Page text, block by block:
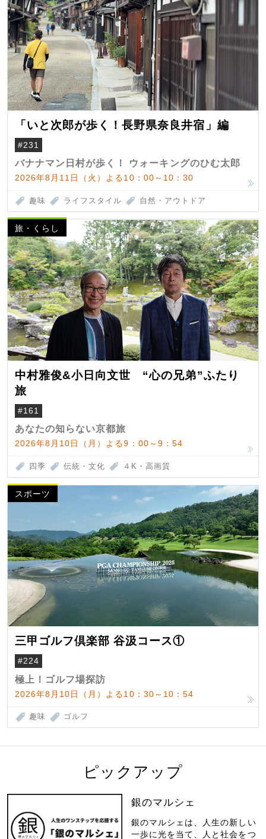
「いと次郎が歩く！長野県奈良井宿」編
#231
バナナマン日村が歩く！ ウォーキングのひむ太郎
2026年8月11日（火）よる10：00～10：30
趣味 ライフスタイル 自然・アウトドア
旅・くらし
中村雅俊&小日向文世 “心の兄弟”ふたり
旅
#161
あなたの知らない京都旅
2026年8月10日（月）よる9：00～9：54
四季 伝統・文化 ４K・高画質
スポーツ
三甲ゴルフ倶楽部 谷汲コース①
#224
極上！ゴルフ場探訪
2026年8月10日（月）よる10：30～10：54
趣味 ゴルフ
ピックアップ
銀のマルシェ
銀のマルシェは、人生の新しい
一歩に光を当て、人と社会をつ